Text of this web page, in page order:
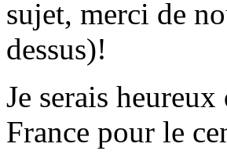
sujet, merci de
dessus)!
Je serais
France pour le